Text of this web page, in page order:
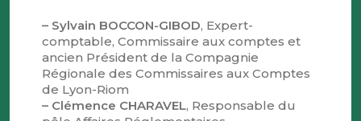
– Sylvain BOCCON-GIBOD, Expert-
comptable, Commissaire aux comptes et
ancien Président de la Compagnie
Régionale des Commissaires aux Comptes
de Lyon-Riom
– Clémence CHARAVEL, Responsable du